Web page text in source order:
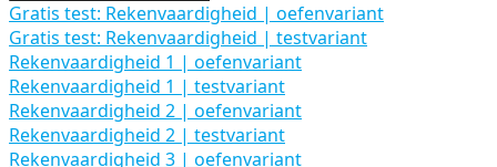
Gratis test: Rekenvaardigheid | oefenvariant
Gratis test: Rekenvaardigheid | testvariant
Rekenvaardigheid 1 | oefenvariant
Rekenvaardigheid 1 | testvariant
Rekenvaardigheid 2 | oefenvariant
Rekenvaardigheid 2 | testvariant
Rekenvaardigheid 3 | oefenvariant